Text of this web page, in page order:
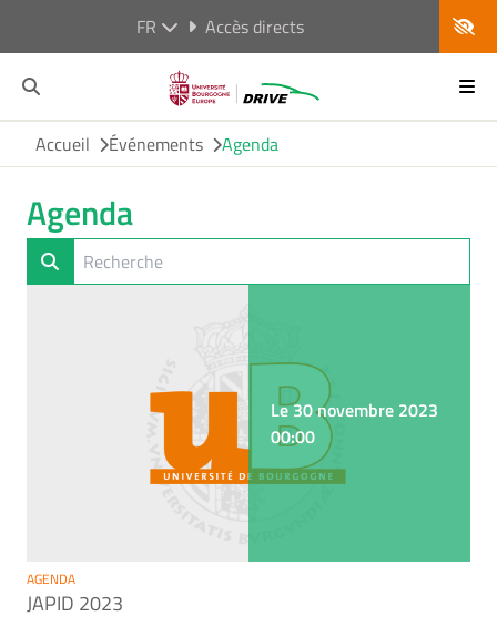
FR Accès directs
Accueil Événements Agenda
Agenda
Le 30 novembre 2023
00:00
AGENDA
JAPID 2023